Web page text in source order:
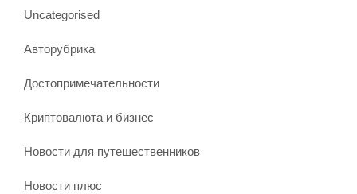
Uncategorised
Авторубрика
Достопримечательности
Криптовалюта и бизнес
Новости для путешественников
Новости плюс